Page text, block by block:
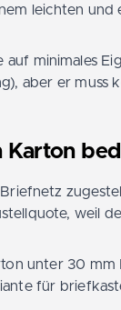
leichten
minimales
aber er
Karton
weil
unter 30
für